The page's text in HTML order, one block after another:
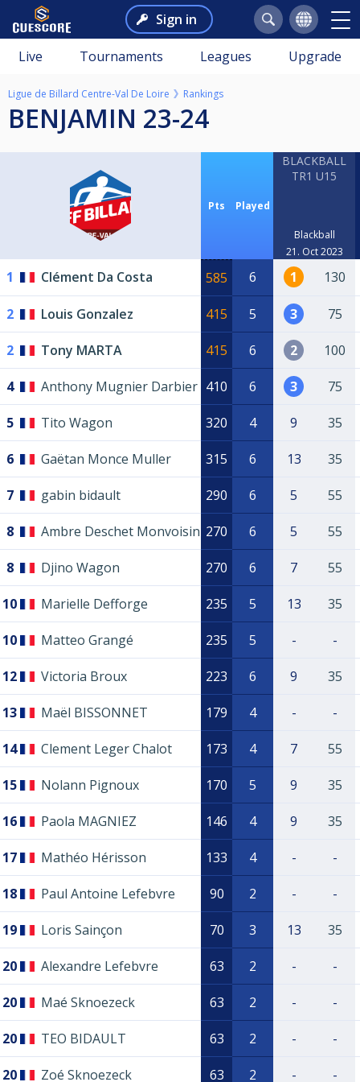
Sign in
Live Tournaments Leagues Upgrade
Ligue de Billard Centre-Val De Loire Rankings
BENJAMIN 23-24
Pts Played
BLACKBALL
TR1 U15
Blackball
21. Oct 2023
1 Clément Da Costa 585 6 1 130
2 Louis Gonzalez 415 5 3 75
2 Tony MARTA 415 6 2 100
4 Anthony Mugnier Darbier 410 6 3 75
5 Tito Wagon 320 4 9 35
6 Gaëtan Monce Muller 315 6 13 35
7 gabin bidault 290 6 5 55
8 Ambre Deschet Monvoisin 270 6 5 55
8 Djino Wagon 270 6 7 55
10 Marielle Defforge 235 5 13 35
10 Matteo Grangé 235 5 - -
12 Victoria Broux 223 6 9 35
13 Maël BISSONNET 179 4 - -
14 Clement Leger Chalot 173 4 7 55
15 Nolann Pignoux 170 5 9 35
16 Paola MAGNIEZ 146 4 9 35
17 Mathéo Hérisson 133 4 - -
18 Paul Antoine Lefebvre 90 2 - -
19 Loris Sainçon 70 3 13 35
20 Alexandre Lefebvre 63 2 - -
20 Maé Sknoezeck 63 2 - -
20 TEO BIDAULT 63 2 - -
20 Zoé Sknoezeck 63 2 - -